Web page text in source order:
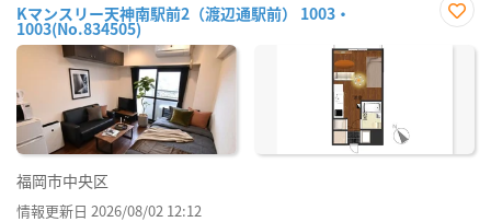
Kマンスリー天神南駅前2（渡辺通駅前） 1003・
1003(No.834505)
に入
福岡市中央区
情報更新日 2026/08/02 12:12